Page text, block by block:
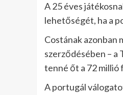
A 25 éves
lehetőségét, ha a
Costának azonban
szerződésében – a
tenné őt a 72 millió
A portugál